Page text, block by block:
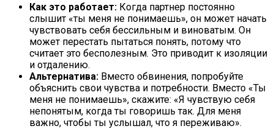
Как это работает: Когда партнер постоянно
слышит «ты меня не понимаешь», он может начать
чувствовать себя бессильным и виноватым. Он
может перестать пытаться понять, потому что
считает это бесполезным. Это приводит к изоляции
и отдалению.
Альтернатива: Вместо обвинения, попробуйте
объяснить свои чувства и потребности. Вместо «Ты
меня не понимаешь», скажите: «Я чувствую себя
непонятым, когда ты говоришь так. Для меня
важно, чтобы ты услышал, что я переживаю».